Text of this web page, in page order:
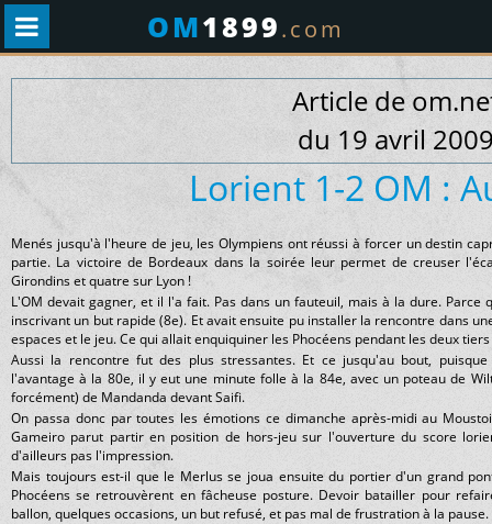
OM1899.com
Article de
du 19 avril
Lorient 1-2 OM :
Menés jusqu'à l'heure de jeu, les Olympiens ont réussi à forcer un destin
partie. La victoire de Bordeaux dans la soirée leur permet de creuser
Girondins et quatre sur Lyon !
L'OM devait gagner, et il l'a fait. Pas dans un fauteuil, mais à la dure. Parce
inscrivant un but rapide (8e). Et avait ensuite pu installer la rencontre dans
espaces et le jeu. Ce qui allait enquiquiner les Phocéens pendant les deux
Aussi la rencontre fut des plus stressantes. Et ce jusqu'au bout,
l'avantage à la 80e, il y eut une minute folle à la 84e, avec un poteau de
forcément) de Mandanda devant Saifi.
On passa donc par toutes les émotions ce dimanche après-midi au
Gameiro parut partir en position de hors-jeu sur l'ouverture du score
d'ailleurs pas l'impression.
Mais toujours est-il que le Merlus se joua ensuite du portier d'un grand
Phocéens se retrouvèrent en fâcheuse posture. Devoir batailler pour
ballon, quelques occasions, un but refusé, et pas mal de frustration à la pause.